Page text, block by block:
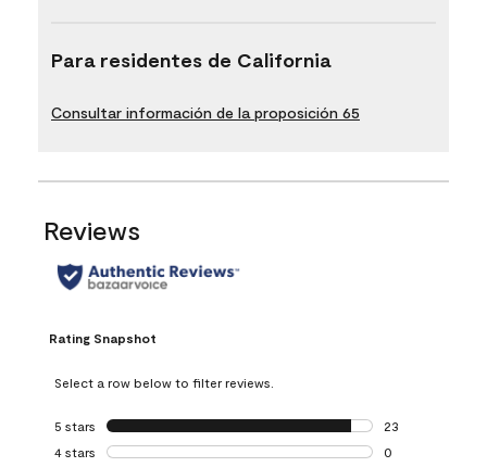
Para residentes de California
Consultar información de la proposición 65
Reviews
Rating Snapshot
Select a row below to filter reviews.
5 stars stars
23
23 reviews with
4 stars stars
0